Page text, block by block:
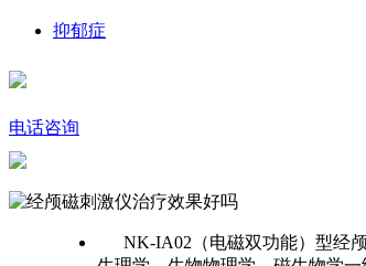
抑郁症
电话咨询
NK-IA02（电磁双功能）型经颅